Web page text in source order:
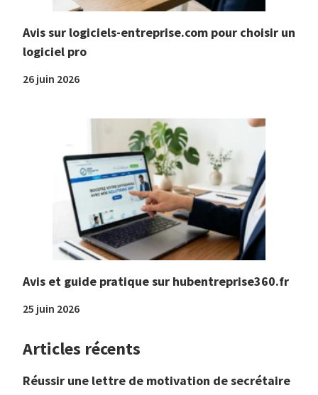
Avis sur logiciels-entreprise.com pour choisir un
logiciel pro
26 juin 2026
Avis et guide pratique sur hubentreprise360.fr
25 juin 2026
Articles récents
Réussir une lettre de motivation de secrétaire